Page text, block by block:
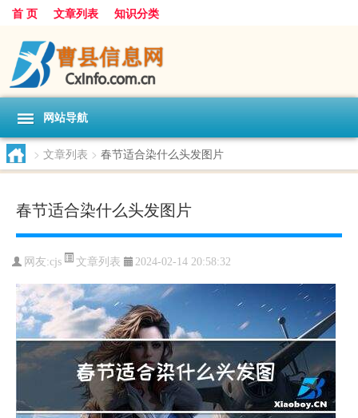
首 页 文章列表 知识分类
网站导航
> 文章列表 > 春节适合染什么头发图片
春节适合染什么头发图片
网友:cjs 文章列表 2024-02-14 20:58:32